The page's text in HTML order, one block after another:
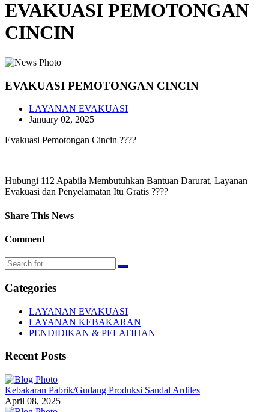
EVAKUASI PEMOTONGAN
CINCIN
EVAKUASI PEMOTONGAN CINCIN
LAYANAN EVAKUASI
January 02, 2025
Evakuasi Pemotongan Cincin ????
Hubungi 112 Apabila Membutuhkan Bantuan Darurat, Layanan
Evakuasi dan Penyelamatan Itu Gratis ????
Share This News
Comment
Categories
LAYANAN EVAKUASI
LAYANAN KEBAKARAN
PENDIDIKAN & PELATIHAN
Recent Posts
Kebakaran Pabrik/Gudang Produksi Sandal Ardiles
April 08, 2025